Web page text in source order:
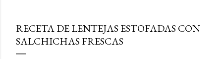
satisface. Estas alubias crujientes al horno van a cambiar
por completo tu forma de ver las legumbres. Olvídate de
asociar las alubias únicamente a los guisos tradicionales y
RECETA DE LENTEJAS ESTOFADAS CON
SALCHICHAS FRESCAS